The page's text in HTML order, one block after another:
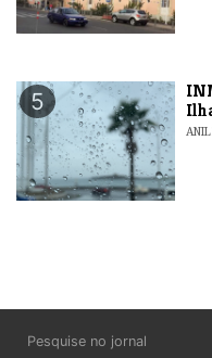
5
Pesquise no jornal